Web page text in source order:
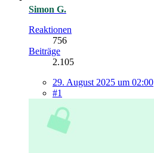
Simon G.
Reaktionen
756
Beiträge
2.105
29. August 2025 um 02:00
#1